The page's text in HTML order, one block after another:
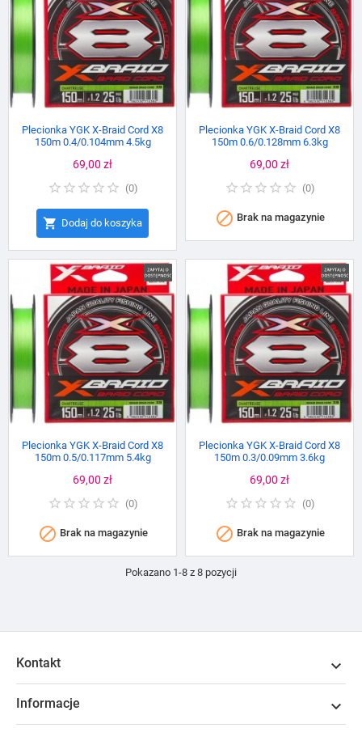
Plecionka YGK X-Braid Cord X8
150m 0.4/0.104mm 4.5kg
Cena
69,00 zł
(0)
 Dodaj do koszyka
Plecionka YGK X-Braid Cord X8
150m 0.6/0.128mm 6.3kg
Cena
69,00 zł
(0)
 Brak na magazynie
Plecionka YGK X-Braid Cord X8
150m 0.5/0.117mm 5.4kg
Cena
69,00 zł
(0)
 Brak na magazynie
Plecionka YGK X-Braid Cord X8
150m 0.3/0.09mm 3.6kg
Cena
69,00 zł
(0)
 Brak na magazynie
Pokazano 1-8 z 8 pozycji
Kontakt 
Informacje 